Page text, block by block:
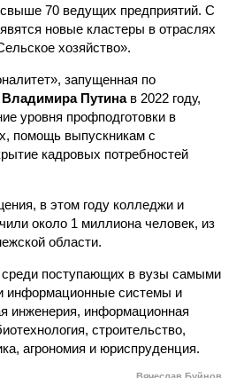
70 ведущих предприятий. С
новые кластеры в отраслях
хозяйство».
запущенная по
Владимира Путинав 2022 году,
уровня профподготовки в
помощь выпускникам с
кадровых потребностей
в этом году колледжи и
около 1 миллиона человек, из
области.
поступающих в вузы самыми
информационные системы и
инженерия, информационная
строительство,
агрономия и юриспруденция.